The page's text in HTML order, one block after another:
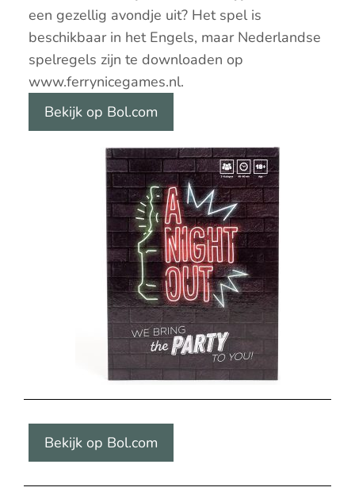
een gezellig avondje uit? Het spel is
beschikbaar in het Engels, maar Nederlandse
spelregels zijn te downloaden op
www.ferrynicegames.nl.
Bekijk op Bol.com
Bekijk op Bol.com